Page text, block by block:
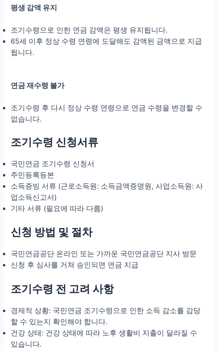
평생 감액 유지
조기수령으로 인한 연금 감액은 평생 유지됩니다.
65세 이후 정상 수령 연령에 도달해도 감액된 금액으로 지급
됩니다.
연금 재수령 불가
조기수령 후 다시 정상 수령 연령으로 연금 수령을 변경할 수
없습니다.
조기수령 신청서류
국민연금 조기수령 신청서
주민등록등본
소득증빙 서류 (근로소득원: 소득금액증명원, 사업소득원: 사
업소득신고서)
기타 서류 (필요에 따라 다름)
신청 방법 및 절차
국민연금공단 온라인 또는 가까운 국민연금공단 지사 방문
신청 후 심사를 거쳐 승인되면 연금 지급
조기수령 전 고려 사항
경제적 상황: 국민연금 조기수령으로 인한 소득 감소를 감당
할 수 있는지 확인해야 합니다.
건강 상태: 건강 상태에 따라 노후 생활비 지출이 달라질 수
있습니다.